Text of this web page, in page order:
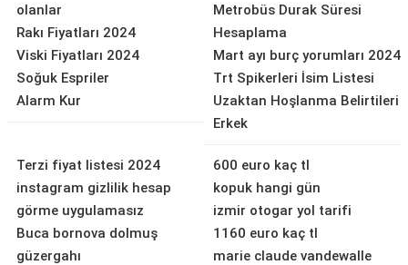
olanlar
Rakı Fiyatları 2024
Viski Fiyatları 2024
Soğuk Espriler
Alarm Kur
Metrobüs Durak Süresi
Hesaplama
Mart ayı burç yorumları 2024
Trt Spikerleri İsim Listesi
Uzaktan Hoşlanma Belirtileri
Erkek
Terzi fiyat listesi 2024
instagram gizlilik hesap
görme uygulamasız
Buca bornova dolmuş
güzergahı
600 euro kaç tl
kopuk hangi gün
izmir otogar yol tarifi
1160 euro kaç tl
marie claude vandewalle